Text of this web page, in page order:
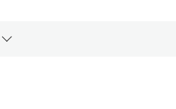
Toggle breadcrumbs